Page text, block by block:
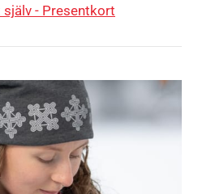
- Presentkort